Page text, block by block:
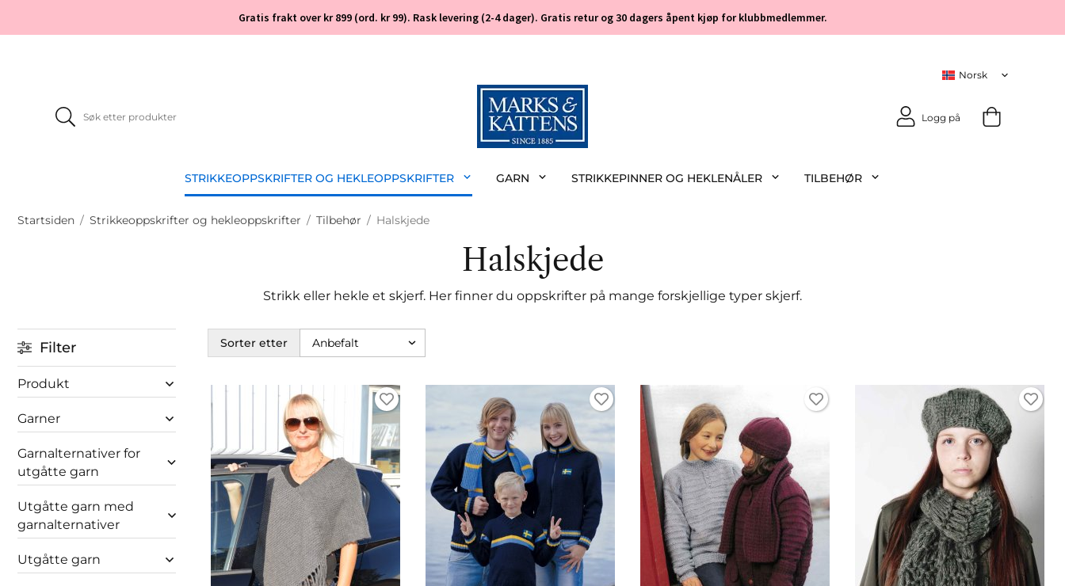
Gratis frakt over kr 899 (ord. kr 99). Rask levering (2-4 dager). Gratis retur og 30 dagers åpent kjøp for klubbmedlemmer.
Logg på
STRIKKEOPPSKRIFTER OG HEKLEOPPSKRIFTER GARN STRIKKEPINNER OG HEKLENÅLER TILBEHØR
Startsiden / Strikkeoppskrifter og hekleoppskrifter / Tilbehør / Halskjede
Halskjede
Strikk eller hekle et skjerf. Her finner du oppskrifter på mange forskjellige typer skjerf.
Filter
Produkt
Garner
Garnalternativer for
utgåtte garn
Utgåtte garn med
garnalternativer
Utgåtte garn
Sorter etter